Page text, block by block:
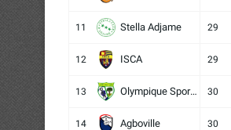
11 Stella Adjame 29
12 ISCA 29
13 Olympique Sport d'Abobo FC 30
14 Agboville 30